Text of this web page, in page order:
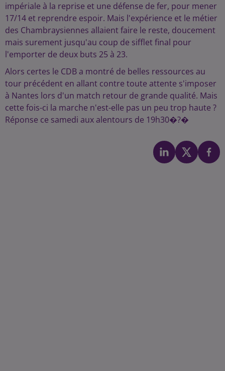
impériale à la reprise et une défense de fer, pour mener
17/14 et reprendre espoir. Mais l'expérience et le métier
des Chambraysiennes allaient faire le reste, doucement
mais surement jusqu'au coup de sifflet final pour
l'emporter de deux buts 25 à 23.
Alors certes le CDB a montré de belles ressources au
tour précédent en allant contre toute attente s'imposer
à Nantes lors d'un match retour de grande qualité. Mais
cette fois-ci la marche n'est-elle pas un peu trop haute ?
Réponse ce samedi aux alentours de 19h30�?�